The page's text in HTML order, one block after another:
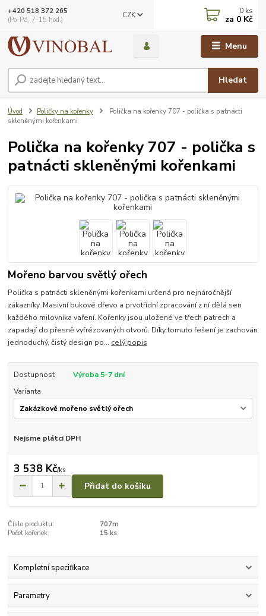
Menu
CZK
Hledat
+420 518 372 265
(Po-Pá, 7-15 hod.)
0 ks
za 0 Kč
Úvod Poličky na kořenky
Polička na kořenky 707 - polička s patnácti
skleněnými kořenkami
Polička na kořenky 707 - polička s
patnácti skleněnými kořenkami
Mořeno barvou světlý ořech
Polička s patnácti skleněnými kořenkami určená pro nejnáročnější
zákazníky. Masivní bukové dřevo a prvotřídní zpracování z ní dělá sen
každého milovníka vaření. Kořenky jsou uložené ve třech patrech a
zapadají do přesně vyfrézovaných otvorů. Díky tomuto řešení je zachován
jednoduchý, čistý design po... celý popis
Dostupnost
Výroba 5-7 dní
Varianta
Nejsme plátci DPH
3 538 Kč/ks
Přidat do košíku
Číslo produktu:
707m
Počet kořenek:
15 ks
Kompletní specifikace
Parametry